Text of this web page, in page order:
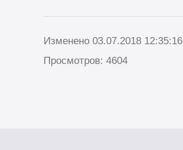
Изменено 03.07.2018 12:35:16
Просмотров: 4604